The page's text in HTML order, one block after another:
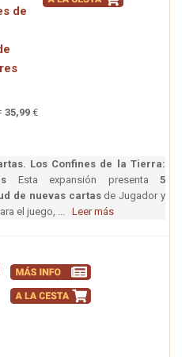
de
35,99 €
Los Confines de la Tierra:
Esta expansión presenta 5
de nuevas cartasde Jugador y
el juego, ... Leer más